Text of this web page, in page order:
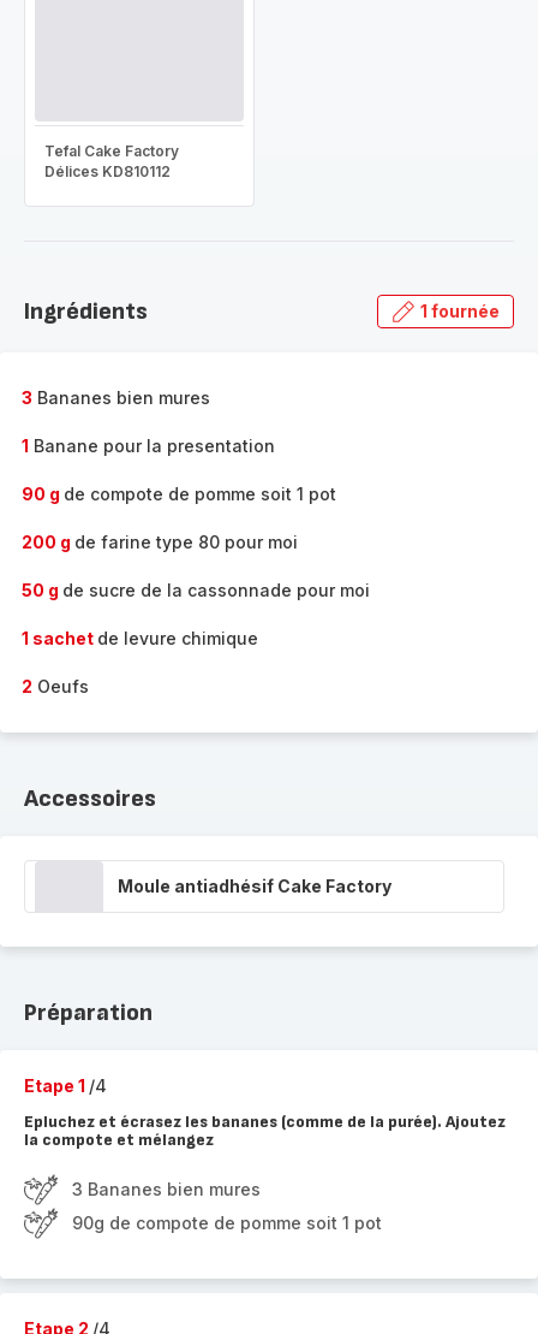
Tefal Cake Factory
Délices KD810112
Ingrédients 1 fournée
3 Bananes bien mures
1 Banane pour la presentation
90 g de compote de pomme soit 1 pot
200 g de farine type 80 pour moi
50 g de sucre de la cassonnade pour moi
1 sachet de levure chimique
2 Oeufs
Accessoires
Moule antiadhésif Cake Factory
Préparation
Etape 1 /4
Epluchez et écrasez les bananes (comme de la purée). Ajoutez
la compote et mélangez
3 Bananes bien mures
90g de compote de pomme soit 1 pot
Etape 2 /4